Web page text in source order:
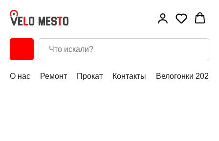
О нас Ремонт Прокат Контакты Велогонки 2026